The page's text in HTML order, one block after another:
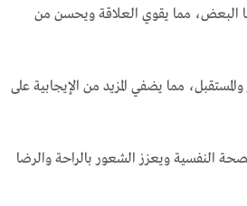
البعض، مما يقوي العلاقة ويحسن من
مما يضفي المزيد من الإيجابية على
النفسية ويعزز الشعور بالراحة والرضا